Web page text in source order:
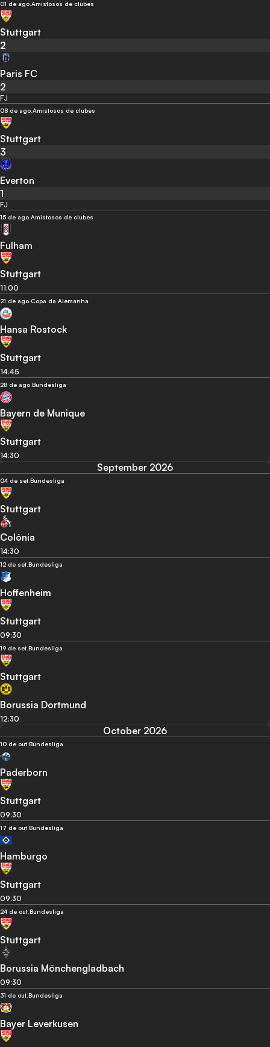
01 de ago.Amistosos de clubes
Stuttgart
2
Paris FC
2
FJ
08 de ago.Amistosos de clubes
Stuttgart
3
Everton
1
FJ
15 de ago.Amistosos de clubes
Fulham
Stuttgart
11:00
21 de ago.Copa da Alemanha
Hansa Rostock
Stuttgart
14:45
28 de ago.Bundesliga
Bayern de Munique
Stuttgart
14:30
September 2026
04 de set.Bundesliga
Stuttgart
Colônia
14:30
12 de set.Bundesliga
Hoffenheim
Stuttgart
09:30
19 de set.Bundesliga
Stuttgart
Borussia Dortmund
12:30
October 2026
10 de out.Bundesliga
Paderborn
Stuttgart
09:30
17 de out.Bundesliga
Hamburgo
Stuttgart
09:30
24 de out.Bundesliga
Stuttgart
Borussia Mönchengladbach
09:30
31 de out.Bundesliga
Bayer Leverkusen